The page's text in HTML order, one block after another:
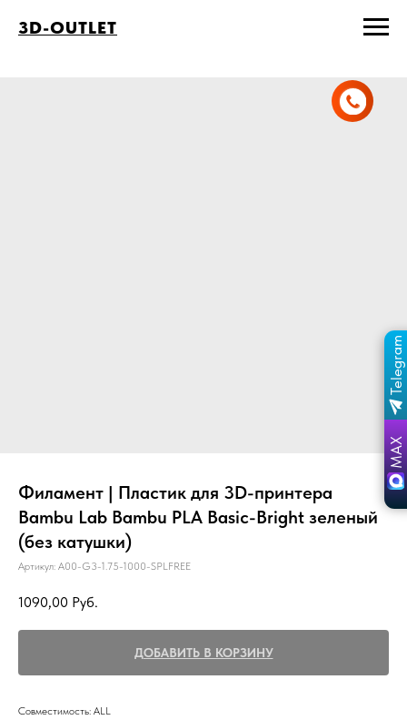
3D-OUTLET
Филамент | Пластик для 3D-принтера
Bambu Lab Bambu PLA Basic-Bright зеленый
(без катушки)
Артикул: A00-G3-1.75-1000-SPLFREE
1090,00 Руб.
ДОБАВИТЬ В КОРЗИНУ
Совместимость: ALL